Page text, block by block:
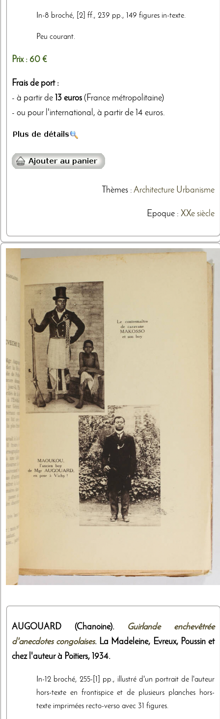
In-8 broché, [2] ff., 239 pp., 149 figures in-texte.
Peu courant.
Prix : 60 €
Frais de port :
- à partir de 13 euros (France métropolitaine)
- ou pour l'international, à partir de 14 euros.
Thèmes: Architecture Urbanisme
Epoque : XXe siècle
AUGOUARD (Chanoine).
Guirlande enchevêtrée
d'anecdotes congolaises. La Madeleine, Evreux, Poussin et
chez l'auteur à Poitiers, 1934.
In-12 broché, 255-[1] pp., illustré d'un portrait de l'auteur
hors-texte en frontispice et de plusieurs planches hors-
texte imprimées recto-verso avec 31 figures.